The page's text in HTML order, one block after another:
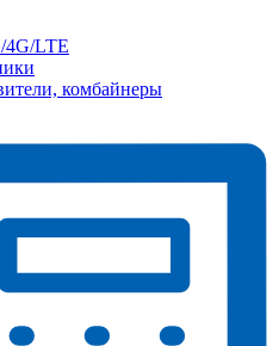
LTE
комбайнеры